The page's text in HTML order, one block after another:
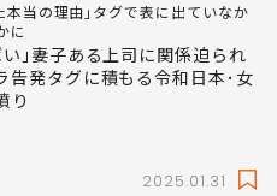
本当の理由｣タグで表に出ていなか
に
｣妻子ある上司に関係迫られ
発タグに積もる令和日本･女
り
2025.01.31